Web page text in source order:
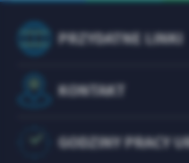
PRZYDATNE LINKI
KONTAKT
GODZINY PRACY